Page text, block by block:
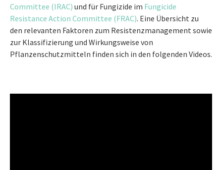
Committee (IRAC) und für Fungizide im Fungicide
Resistance Action Committee (FRAC). Eine Übersicht zu
den relevanten Faktoren zum Resistenzmanagement sowie
zur Klassifizierung und Wirkungsweise von
Pflanzenschutzmitteln finden sich in den folgenden Videos.